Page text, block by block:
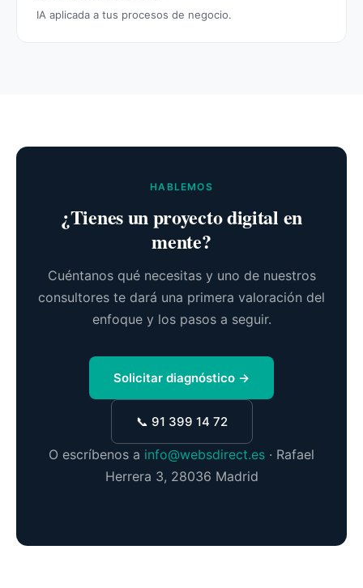
IA aplicada a tus procesos de negocio.
HABLEMOS
¿Tienes un proyecto digital en
mente?
Cuéntanos qué necesitas y uno de nuestros
consultores te dará una primera valoración del
enfoque y los pasos a seguir.
Solicitar diagnóstico →
📞 91 399 14 72
O escríbenos a info@websdirect.es · Rafael
Herrera 3, 28036 Madrid